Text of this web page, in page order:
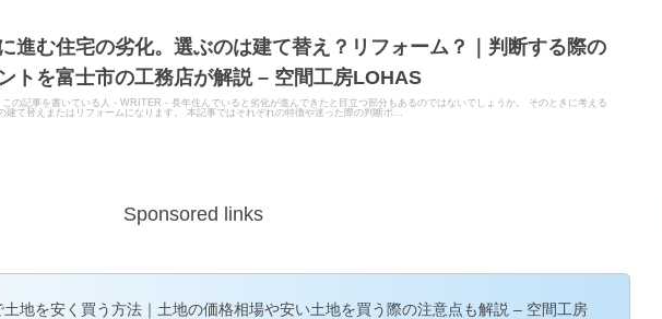
進む住宅の劣化。選ぶのは建て替え？リフォーム？｜判断する際の
トを富士市の工務店が解説 – 空間工房LOHAS
の記事を書いている人 - WRITER - 長年住んでいると劣化が進んできたと目立つ部分もあるのではないでしょうか。 そのときに考える
建て替えまたはリフォームになります。 本記事ではそれぞれの特徴や迷った際の判断ポ...
Sponsored links
土地を安く買う方法｜土地の価格相場や安い土地を買う際の注意点も解説 – 空間工房